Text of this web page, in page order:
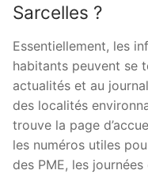
Sarcelles ?
Essentiellement, les
habitants peuvent se
actualités et au
des localités
trouve la page
les numéros utiles
des PME, les